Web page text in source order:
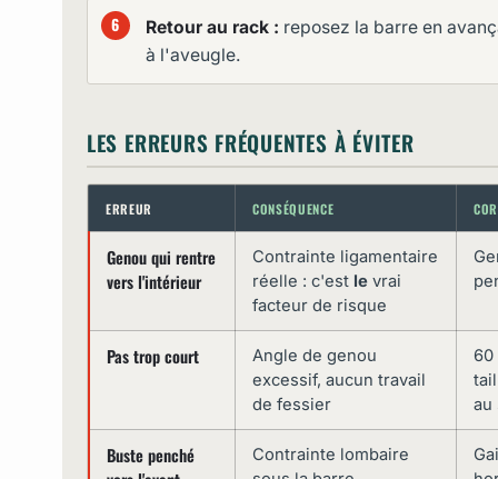
Retour au rack : reposez la barre en
à l'aveugle.
LES ERREURS FRÉQUENTES À ÉVITER
ERREUR CONSÉQUENCE
Genou qui rentre
vers l'intérieur
Contrainte ligamentaire
réelle : c'est levrai
facteur de risque
Pas trop court
Angle de genou
excessif, aucun travail
de fessier
60
au
Buste penché
Contrainte lombaire